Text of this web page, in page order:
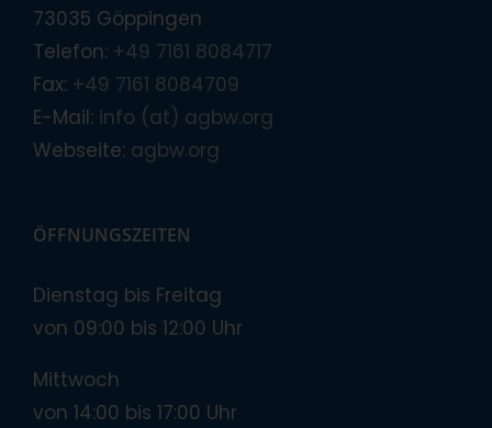
73035 Göppingen
Telefon: +49 7161 8084717
Fax: +49 7161 8084709
E-Mail: info (at) agbw.org
Webseite: agbw.org
ÖFFNUNGSZEITEN
Dienstag bis Freitag
von 09:00 bis 12:00 Uhr
Mittwoch
von 14:00 bis 17:00 Uhr